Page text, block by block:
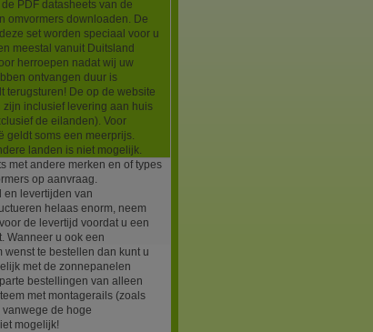
PDF datasheets van de
omvormers downloaden. De
set worden speciaal voor u
meestal vanuit Duitsland
herroepen nadat wij uw
ontvangen duur is
terugsturen! De op de website
zijn inclusief levering aan huis
de eilanden). Voor
geldt soms een meerprijs.
landen is niet mogelijk.
met andere merken en of types
op aanvraag.
en levertijden van
helaas enorm, neem
de levertijd voordat u een
Wanneer u ook een
wenst te bestellen dan kunt u
met de zonnepanelen
bestellingen van alleen
met montagerails (zoals
de hoge
mogelijk!